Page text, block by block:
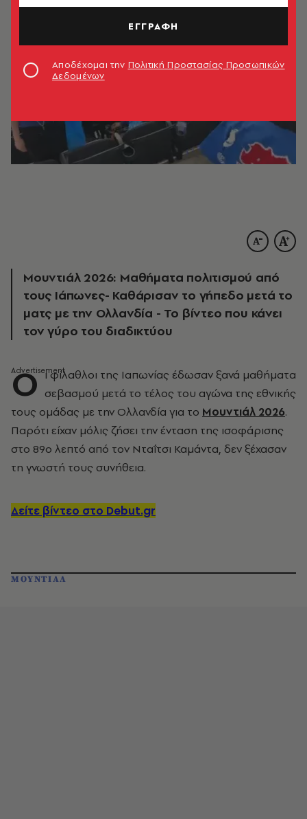
Μουντιάλ 2026: Μαθήματα πολιτισμού από
τους Ιάπωνες- Καθάρισαν το γήπεδο μετά το
ματς με την Ολλανδία - Το βίντεο που κάνει
τον γύρο του διαδικτύου
Ο ι φίλαθλοι της Ιαπωνίας έδωσαν ξανά μαθήματα
σεβασμού μετά το τέλος του αγώνα της εθνικής
τους ομάδας με την Ολλανδία για το Μουντιάλ 2026.
Παρότι είχαν μόλις ζήσει την ένταση της ισοφάρισης
στο 89ο λεπτό από τον Νταΐτσι Καμάντα, δεν ξέχασαν
τη γνωστή τους συνήθεια.
Δείτε βίντεο στο Debut.gr
ΜΟΥΝΤΙΑΛ
ΕΓΓΡΑΦΗ
Αποδέχομαι την Πολιτική Προστασίας Προσωπικών
Δεδομένων